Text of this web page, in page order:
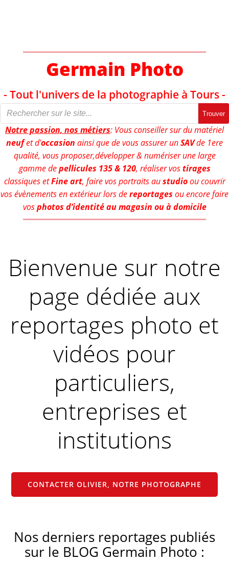
Germain Photo
- Tout l'univers de la photographie à Tours -
Trouver
Notre passion, nos métiers: Vous conseiller sur du matériel
neufet d'occasion ainsi que de vous assurer unSAVde 1ere
qualité, vous proposer,développer & numériser une large
gamme depellicules 135 & 120, réaliser vostirages
classiques etFine art, faire vos portraits austudioou couvrir
vos évènements en extérieur lors dereportages ou encore faire
vosphotos d’identité au magasin ou à domicile
Bienvenue sur notre
page dédiée aux
reportages photo et
vidéos pour
particuliers,
entreprises et
institutions
CONTACTER OLIVIER, NOTRE PHOTOGRAPHE
Nos derniers reportages publiés
sur le BLOG Germain Photo :